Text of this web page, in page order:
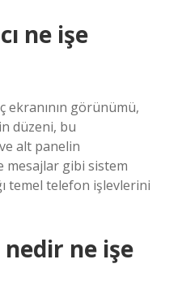
ne işe
​​ekranının görünümü,
düzeni, bu
alt panelin
mesajlar gibi sistem
temel telefon işlevlerini
ne işe